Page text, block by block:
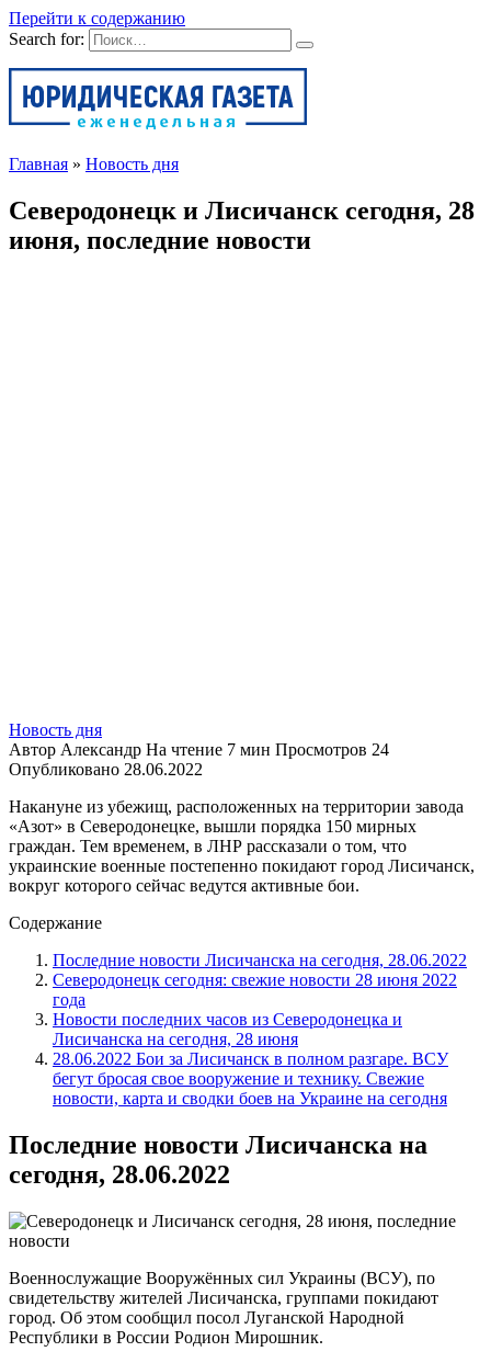
Перейти к содержанию
Search for:
Главная » Новость дня
Северодонецк и Лисичанск сегодня, 28
июня, последние новости
Новость дня
Автор Александр На чтение 7 мин Просмотров 24
Опубликовано 28.06.2022
Накануне из убежищ, расположенных на территории завода
«Азот» в Северодонецке, вышли порядка 150 мирных
граждан. Тем временем, в ЛНР рассказали о том, что
украинские военные постепенно покидают город Лисичанск,
вокруг которого сейчас ведутся активные бои.
Содержание
Последние новости Лисичанска на сегодня, 28.06.2022
Северодонецк сегодня: свежие новости 28 июня 2022
года
Новости последних часов из Северодонецка и
Лисичанска на сегодня, 28 июня
28.06.2022 Бои за Лисичанск в полном разгаре. ВСУ
бегут бросая свое вооружение и технику. Свежие
новости, карта и сводки боев на Украине на сегодня
Последние новости Лисичанска на
сегодня, 28.06.2022
Военнослужащие Вооружённых сил Украины (ВСУ), по
свидетельству жителей Лисичанска, группами покидают
город. Об этом сообщил посол Луганской Народной
Республики в России Родион Мирошник.